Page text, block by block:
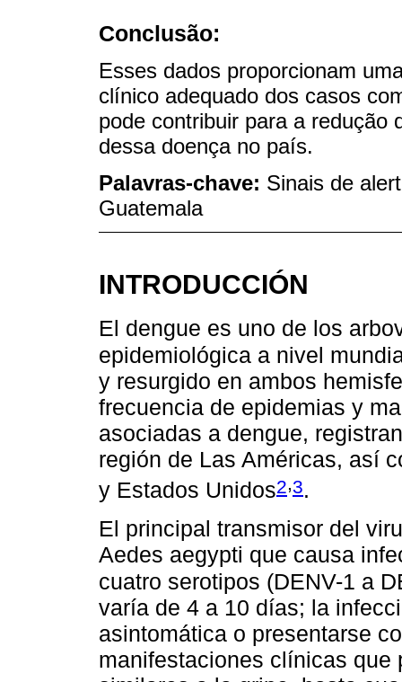
Conclusão:
Esses dados proporcionam
clínico adequado dos casos
pode contribuir para a redução
dessa doença no país.
Palavras-chave: Sinais de
Guatemala
INTRODUCCIÓN
El dengue es uno de los
epidemiológica a nivel
y resurgido en ambos
frecuencia de epidemias y
asociadas a dengue,
región de Las Américas, así
y Estados Unidos2,3.
El principal transmisor del
Aedes aegypti que causa
cuatro serotipos (DENV-1 a
varía de 4 a 10 días; la
asintomática o presentarse
manifestaciones clínicas que